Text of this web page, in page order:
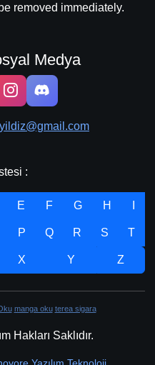
removed immediately.
Medya
:
E F G H
P Q R S T
X Y Z
manga oku terea sigara
Hakları Saklıdır.
Yazılım Teknoloji